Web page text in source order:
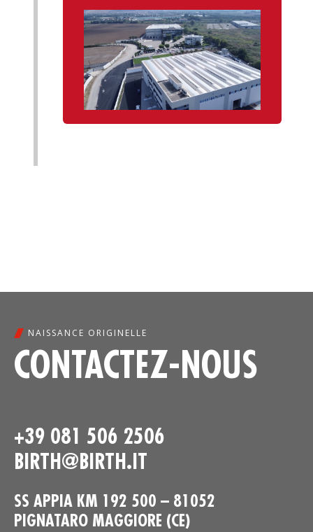
NAISSANCE ORIGINELLE
CONTACTEZ-NOUS
+39 081 506 2506
BIRTH@BIRTH.IT
SS APPIA KM 192 500 – 81052
PIGNATARO MAGGIORE (CE)